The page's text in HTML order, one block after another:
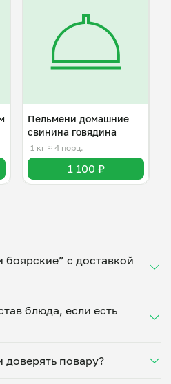
Пельмени домашние
свинина говядина
1 кг ≈ 4 порц.
1 100 ₽
с доставкой
и получите свежее
порции прямо с плиты.
в личном
связаться напрямую в
блюда, если есть
специи, снизит
доверять повару?